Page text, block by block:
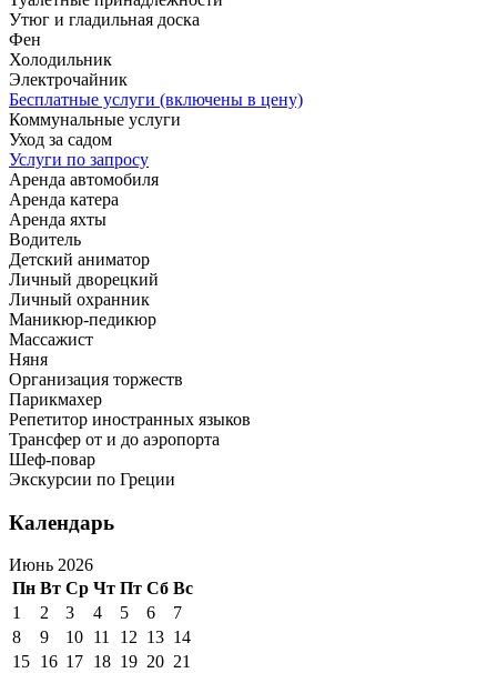
Утюг и гладильная доска
Фен
Холодильник
Электрочайник
Бесплатные услуги (включены в цену)
Коммунальные услуги
Уход за садом
Услуги по запросу
Аренда автомобиля
Аренда катера
Аренда яхты
Водитель
Детский аниматор
Личный дворецкий
Личный охранник
Маникюр-педикюр
Массажист
Няня
Организация торжеств
Парикмахер
Репетитор иностранных языков
Трансфер от и до аэропорта
Шеф-повар
Экскурсии по Греции
Календарь
Июнь 2026
Пн Вт Ср Чт Пт Сб Вс
1
2 3 4 5 6
7
8
9 10 11 12 13 14
15 16 17 18 19 20 21